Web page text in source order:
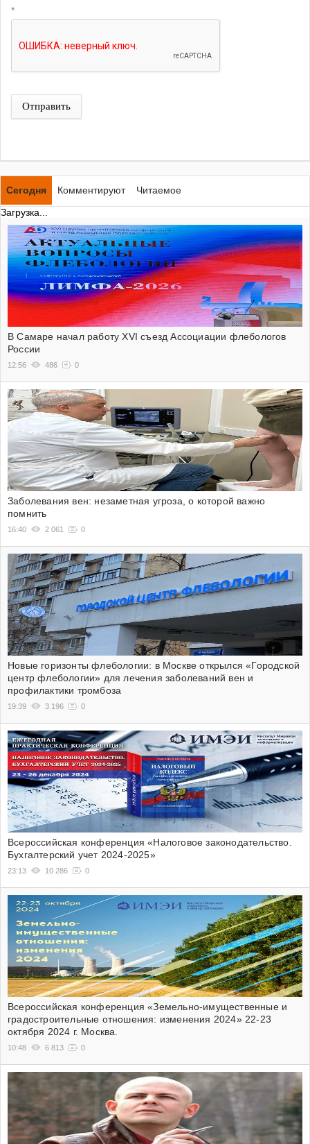
*
Отправить
Сегодня Комментируют
Читаемое
Загрузка...
В Самаре начал работу XVI съезд Ассоциации флебологов
России
12:56 486 0
Заболевания вен: незаметная угроза, о которой важно
помнить
16:40 2 061 0
Новые горизонты флебологии: в Москве открылся «Городской
центр флебологии» для лечения заболеваний вен и
профилактики тромбоза
19:39 3 196 0
Всероссийская конференция «Налоговое законодательство.
Бухгалтерский учет 2024-2025»
23:13 10 286 0
Всероссийская конференция «Земельно-имущественные и
градостроительные отношения: изменения 2024» 22-23
октября 2024 г. Москва.
10:48 6 813 0